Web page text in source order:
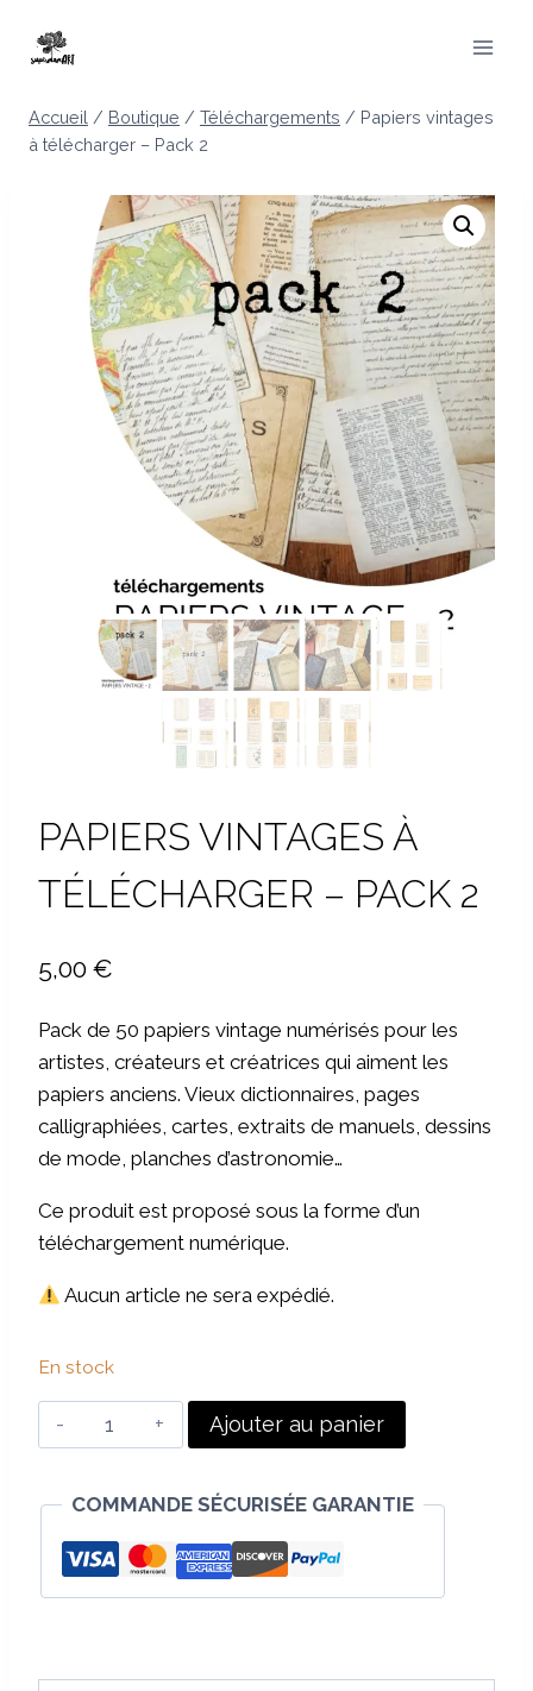
Accueil / Boutique / Téléchargements / Papiers vintages
à télécharger – Pack 2
PAPIERS VINTAGES À
TÉLÉCHARGER – PACK 2
5,00 €
Pack de 50 papiers vintage numérisés pour les
artistes, créateurs et créatrices qui aiment les
papiers anciens. Vieux dictionnaires, pages
calligraphiées, cartes, extraits de manuels, dessins
de mode, planches d’astronomie…
Ce produit est proposé sous la forme d’un
téléchargement numérique.
Aucun article ne sera expédié.
En stock
quantité
de
vintages
à
télécharger
Ajouter au panier
COMMANDE SÉCURISÉE GARANTIE